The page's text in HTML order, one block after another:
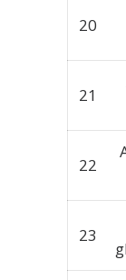
20
21
22
23